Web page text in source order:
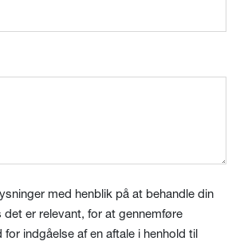
med henblik på at behandle din
er relevant, for at gennemføre
indgåelse af en aftale i henhold til